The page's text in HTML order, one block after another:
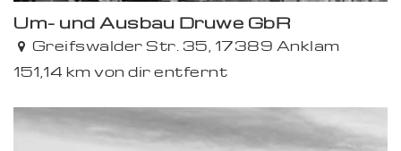
Um- und Ausbau Druwe GbR
Greifswalder Str. 35, 17389 Anklam
151,14 km von dir entfernt